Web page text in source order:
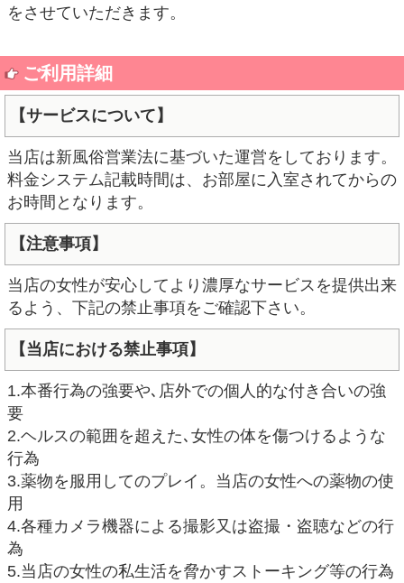
をさせていただきます。
ご利用詳細
【サービスについて】
当店は新風俗営業法に基づいた運営をしております。
料金システム記載時間は、お部屋に入室されてからの
お時間となります。
【注意事項】
当店の女性が安心してより濃厚なサービスを提供出来
るよう、下記の禁止事項をご確認下さい。
【当店における禁止事項】
1.本番行為の強要や､店外での個人的な付き合いの強
要
2.ヘルスの範囲を超えた､女性の体を傷つけるような
行為
3.薬物を服用してのプレイ。当店の女性への薬物の使
用
4.各種カメラ機器による撮影又は盗撮・盗聴などの行
為
5.当店の女性の私生活を脅かすストーキング等の行為